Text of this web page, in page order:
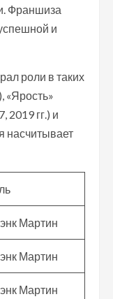
Франшиза
и
роли в таких
«Ярость»
2019 гг.) и
насчитывает
Мартин
Мартин
Мартин